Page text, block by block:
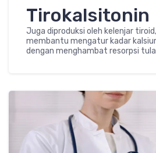
Tirokalsitonin
Juga diproduksi oleh kelenjar
membantu mengatur kadar
dengan menghambat resorpsi